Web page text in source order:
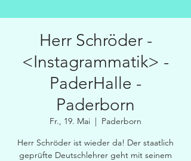
Herr Schröder -
<Instagrammatik> -
PaderHalle -
Paderborn
Fr., 19. Mai
  |
Paderborn
Herr Schröder ist wieder da! Der staatlich
geprüfte Deutschlehrer geht mit seinem